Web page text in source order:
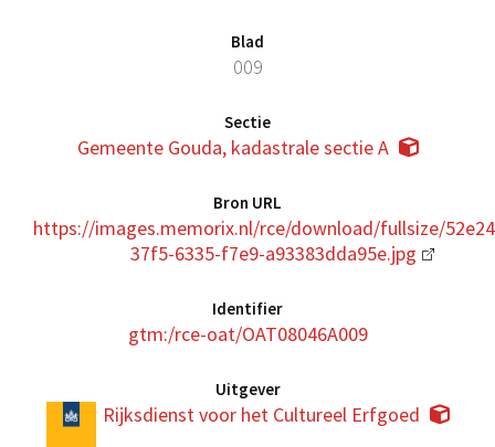
Blad
009
Sectie
Gemeente Gouda, kadastrale sectie A
Bron URL
https://images.memorix.nl/rce/download/fullsize/
37f5-6335-f7e9-a93383dda95e.jpg
Identifier
gtm:/rce-oat/OAT08046A009
Uitgever
Rijksdienst voor het Cultureel Erfgoed